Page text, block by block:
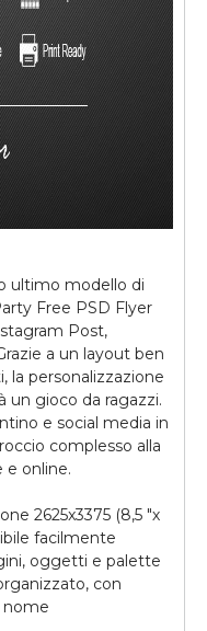
ultimo modello di
Free PSD Flyer
Post,
a un layout ben
personalizzazione
un gioco da ragazzi.
e social media in
complesso alla
e online.
2625x3375 (8,5 "х
facilmente
oggetti e palette
con
nome